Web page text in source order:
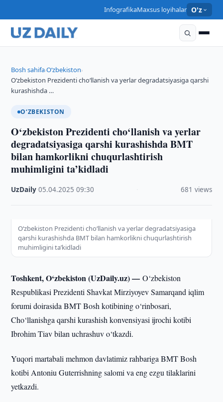
InfografikaMaxsus loyihalar O'z
Bosh sahifa›O‘zbekiston›
O‘zbekiston Prezidenti cho‘llanish va yerlar degradatsiyasiga qarshi
kurashishda …
O‘ZBEKISTON
O‘zbekiston Prezidenti cho‘llanish va yerlar
degradatsiyasiga qarshi kurashishda BMT
bilan hamkorlikni chuqurlashtirish
muhimligini ta’kidladi
UzDaily ·05.04.2025 ·09:30 681 views
O‘zbekiston Prezidenti cho‘llanish va yerlar degradatsiyasiga
qarshi kurashishda BMT bilan hamkorlikni chuqurlashtirish
muhimligini ta’kidladi
Toshkent, O‘zbekiston (UzDaily.uz) —O‘zbekiston
Respublikasi Prezidenti Shavkat Mirziyoyev Samarqand iqlim
forumi doirasida BMT Bosh kotibining o‘rinbosari,
Cho‘llanishga qarshi kurashish konvensiyasi ijrochi kotibi
Ibrohim Tiav bilan uchrashuv o‘tkazdi.
Yuqori martabali mehmon davlatimiz rahbariga BMT Bosh
kotibi Antoniu Guterrishning salomi va eng ezgu tilaklarini
yetkazdi.